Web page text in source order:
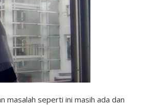
masalah seperti ini masih ada dan